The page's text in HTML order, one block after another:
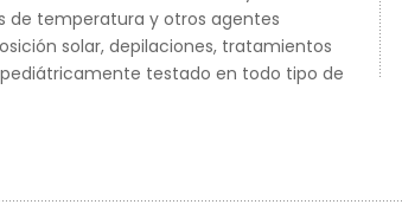
de temperatura y otros agentes
solar, depilaciones, tratamientos
testado en todo tipo de